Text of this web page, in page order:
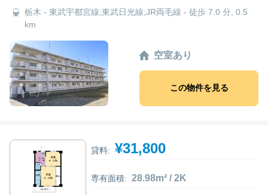
栃木 - 東武宇都宮線;東武日光線;JR両毛線 - 徒歩 7.0 分, 0.5
km
空室あり
この物件を見る
貸料: ¥31,800
専有面積: 28.98m² / 2K